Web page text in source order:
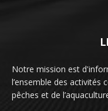
Notre mission est
l’ensemble des activités
pêches et de